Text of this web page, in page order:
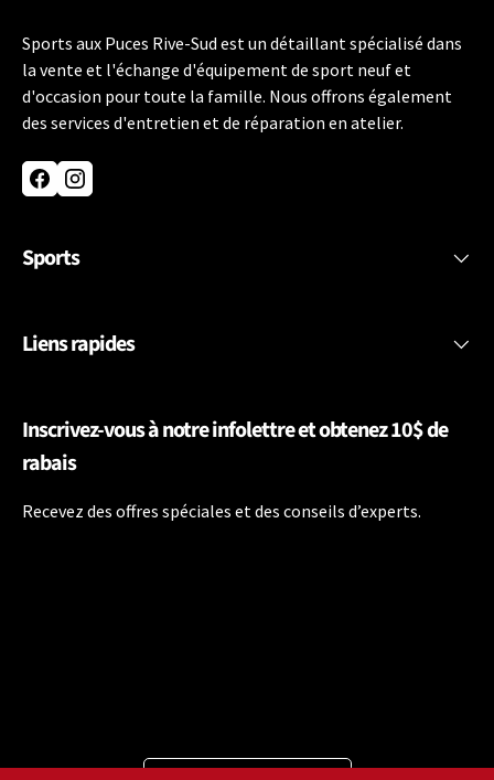
Sports aux Puces Rive-Sud est un détaillant spécialisé dans
la vente et l'échange d'équipement de sport neuf et
d'occasion pour toute la famille. Nous offrons également
des services d'entretien et de réparation en atelier.
FacebookInstagram
Sports
Liens rapides
Inscrivez-vous à notre infolettre et obtenez 10$ de
rabais
Recevez des offres spéciales et des conseils d’experts.
Langue